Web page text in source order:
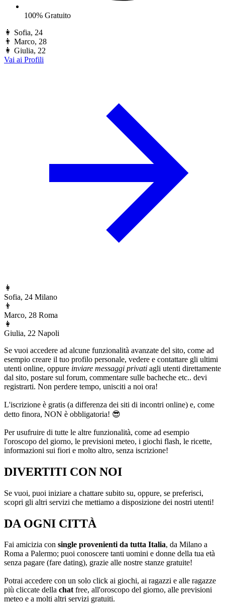
100% Gratuito
👩 Sofia, 24
👨 Marco, 28
👩 Giulia, 22
Vai ai Profili
👩
Sofia, 24 Milano
👨
Marco, 28 Roma
👩
Giulia, 22 Napoli
Se vuoi accedere ad alcune funzionalità avanzate del sito, come ad
esempio creare il tuo profilo personale, vedere e contattare gli ultimi
utenti online, oppure inviare messaggi privati agli utenti direttamente
dal sito, postare sul forum, commentare sulle bacheche etc.. devi
registrarti. Non perdere tempo, unisciti a noi ora!
L'iscrizione è gratis (a differenza dei siti di incontri online) e, come
detto finora, NON è obbligatoria! 😎
Per usufruire di tutte le altre funzionalità, come ad esempio
l'oroscopo del giorno, le previsioni meteo, i giochi flash, le ricette,
informazioni sui fiori e molto altro, senza iscrizione!
DIVERTITI CON NOI
Se vuoi, puoi iniziare a chattare subito su, oppure, se preferisci,
scopri gli altri servizi che mettiamo a disposizione dei nostri utenti!
DA OGNI CITTÀ
Fai amicizia con single provenienti da tutta Italia, da Milano a
Roma a Palermo; puoi conoscere tanti uomini e donne della tua età
senza pagare (fare dating), grazie alle nostre stanze gratuite!
Potrai accedere con un solo click ai giochi, ai ragazzi e alle ragazze
più cliccate della chatfree, all'oroscopo del giorno, alle previsioni
meteo e a molti altri servizi gratuiti.